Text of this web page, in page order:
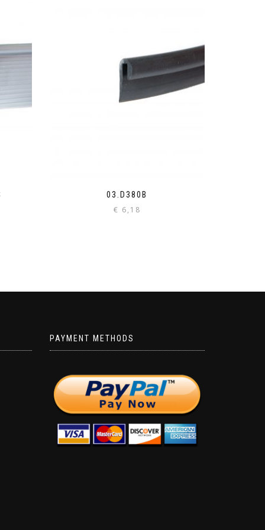
03.D380B
€ 6,18
PAYMENT METHODS